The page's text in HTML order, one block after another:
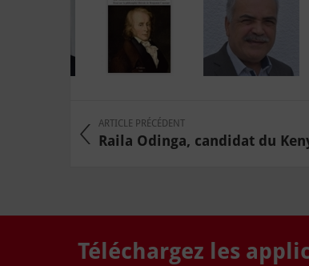
ARTICLE PRÉCÉDENT
Raila Odinga, candidat du
Téléchargez les